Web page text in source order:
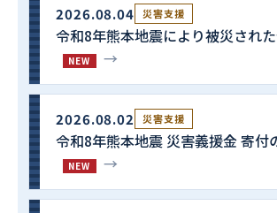
2026.08.04 災害支援
令和8年熊本地震により被災され
NEW →
2026.08.02 災害支援
令和8年熊本地震 災害義援金 寄付
NEW →